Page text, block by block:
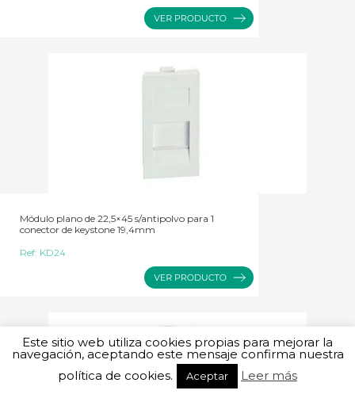
Módulo plano de 22,5×45 s/antipolvo para 1
conector de keystone 19,4mm
Ref: KD24
Este sitio web utiliza cookies propias para mejorar la
navegación, aceptando este mensaje confirma nuestra
política de cookies.
Aceptar Leer más